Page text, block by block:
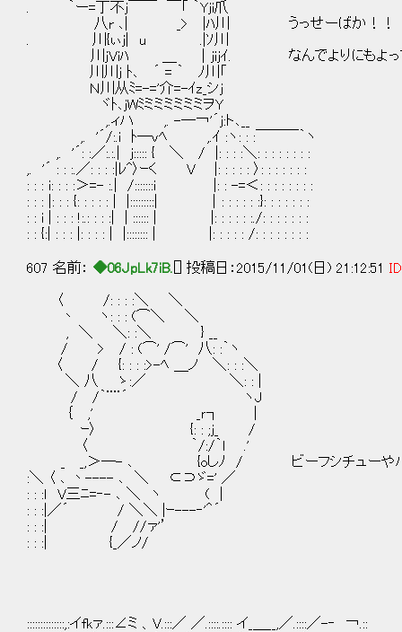
. ｀ー=丁不j￣￣ ￣「 ｀Yji爪
八r ､| _> |ﾊ川 うっせーばか！！
. 川{ぃj| u .|ｿ川
川jViﾊ ＿ ｜jijｲ. なんでよりにもよって カ
川川j ﾄ､ ´ = ｀ ﾉ川「
Ｎ川从ﾐ=-='介=-ｲz_シj
ヾﾄ､jWﾐミミミミミミヲY
,.ィハ ,. -─￢'´j:ト､__
,. '´/:.i ﾄ─vﾍ ,.ｲ :ヽ: : :￣￣￣｀ヽ
,. '´: :／:.:.| j::::: { ＼ / |: : : :＼: : : : : : : :
,. '´ : : :.／: : : :|ﾚ^〉ｰく V |: : : : : 〉: : : : : : :
: : : i: : : :＞=- :.| /:::::::i |: : -=＜: : : : : : : :
: : : |: : : {: : : : : | |:::::::::| ｜: : : : : :}: : : : : : :
: : i | : : : !:.: : : :| | :::::: | |: : : : : :./: : : : : : :
: : {:| : : : |: : : : | |:::::::: | |: : : : : /: : : : : : : :
607 名前： ◆06JpLk7iB. [] 投稿日：2015/11/01(日) 21:12:51
〈 /: : : :＼ ＼
丶 ヽ: : : (⌒＼ ＼
, ＼ ＼: :＼ } __
/ > / : (⌒' /⌒' 八: :｀ヽ
〈 / {: : : :>-ﾍ ＿ノ ＼: : :＼
＼ 八 ゝ:／ ＼: : |
/ /｀¨¨´ ヽJ
｛ ,' _ｒ┐ |
ｰ〉 {: : ;j_ /
〈 ｀/:/｀l .'
_ _,＞―- ､ {oしﾉ / ビーフシチューやハヤシラ
:＼ 〈 ､ 丶---- ､ ＼ ⊂⊃ゞ=' ／
: : :ｌ V三ﾆ=‐- ､ ＼ ヽ ( |
: : :|／´ / ＼＼ |ｰ---‐'＾´
: : :| / //ァ'’
: : :| {_／ノ/
::::::::::::::,:イfkァ.:::∠ミ 、V.:::／ ／.::::.:::: イ_＿__,／.::::／-‐ ￢.::